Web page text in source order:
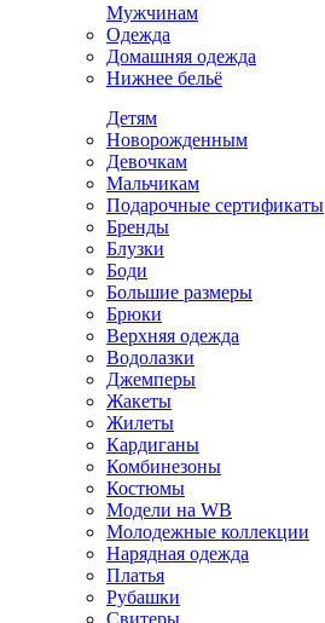
Мужчинам
Одежда
Домашняя одежда
Нижнее бельё
Детям
Новорожденным
Девочкам
Мальчикам
Подарочные сертификаты
Бренды
Блузки
Боди
Большие размеры
Брюки
Верхняя одежда
Водолазки
Джемперы
Жакеты
Жилеты
Кардиганы
Комбинезоны
Костюмы
Модели на WB
Молодежные коллекции
Нарядная одежда
Платья
Рубашки
Свитеры